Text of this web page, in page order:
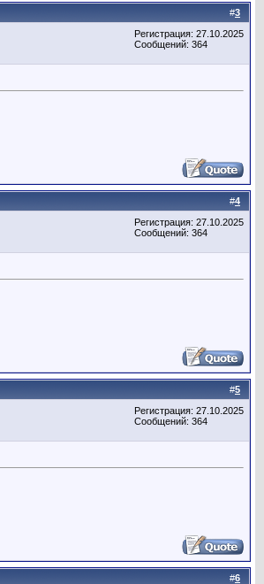
#3
Регистрация: 27.10.2025
Сообщений: 364
#4
Регистрация: 27.10.2025
Сообщений: 364
#5
Регистрация: 27.10.2025
Сообщений: 364
#6